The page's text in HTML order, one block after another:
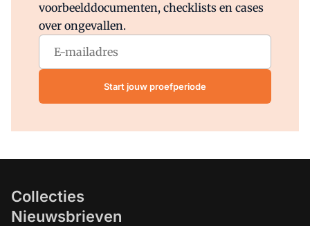
voorbeelddocumenten, checklists en cases
over ongevallen.
Start jouw proefperiode
Collecties
Nieuwsbrieven